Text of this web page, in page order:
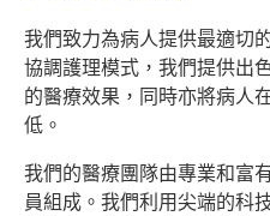
我們致力為病人提供最適切
協調護理模式，我們提供出
的醫療效果，同時亦將病人
低。
我們的醫療團隊由專業和富
員組成。我們利用尖端的科